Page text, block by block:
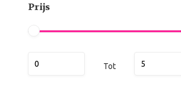
Prijs
Tot